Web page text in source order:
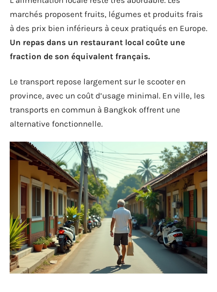
marchés proposent fruits, légumes et produits frais
à des prix bien inférieurs à ceux pratiqués en Europe.
Un repas dans un restaurant local coûte une
fraction de son équivalent français.
Le transport repose largement sur le scooter en
province, avec un coût d’usage minimal. En ville, les
transports en commun à Bangkok offrent une
alternative fonctionnelle.